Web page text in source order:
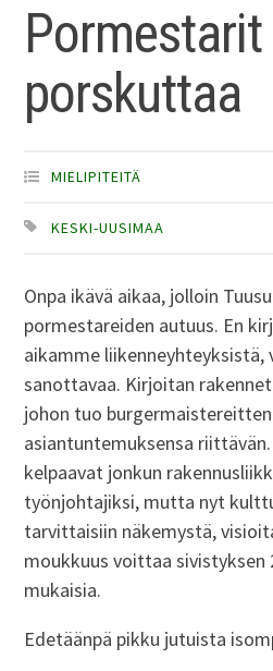
Pormestarit
porskuttaa
MIELIPITEITÄ
KESKI-UUSIMAA
Onpa ikävä aikaa, jolloin
pormestareiden autuus. En
aikamme
sanottavaa. Kirjoitan
johon tuo
asiantuntemuksensa
kelpaavat jonkun
työnjohtajiksi, mutta nyt
tarvittaisiin näkemystä,
moukkuus voittaa sivistyksen
mukaisia.
Edetäänpä pikku jutuista